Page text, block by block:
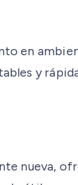
en
y
nueva,